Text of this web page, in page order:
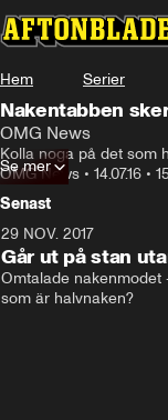
Hem Serier
Nakentabben
OMG News
Kolla noga på det som
OMG News • 14.07.16 •
Se mer
Senast
29 NOV. 2017
Går ut på stan
Omtalade nakenmodet
som är halvnaken?